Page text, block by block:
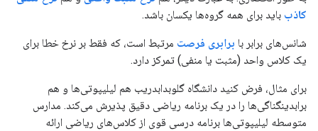
کاذب باید برای همه گروه‌ها یکسان باشد.
شانس‌های برابر با برابری فرصت مرتبط است، که فقط بر نرخ خطا برای
یک کلاس واحد (مثبت یا منفی) تمرکز دارد.
برای مثال، فرض کنید دانشگاه گلوبدابدریب هم لیلیپوتی‌ها و هم
برابدینگناگی‌ها را در یک برنامه ریاضی دقیق پذیرش می‌کند. مدارس
متوسطه لیلیپوتی‌ها برنامه درسی قوی از کلاس‌های ریاضی ارائه